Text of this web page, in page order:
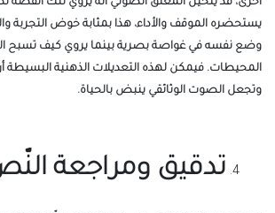
أخرى، قد يتخيل المعلق الصوتي أنه يروي تلك القصة
يستحضره الموقف والأداء، هذا بمثابة خوض التجربة
وضع نفسه في غواصة بصرية بينما يروي كيف تسبح
المحيطات. فيمكن لهذه التعديلات الذهنية
وتجعل الصوت الوثائقي ينبض بالحياة.
تدقيق ومراجعة